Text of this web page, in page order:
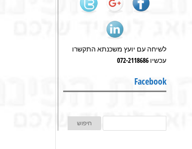
לשיחה עם יועץ משכנתא התקשרו
עכשיו 072-2118686
Facebook